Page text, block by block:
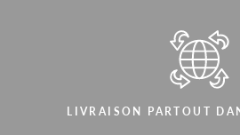
LIVRAISON PARTOUT